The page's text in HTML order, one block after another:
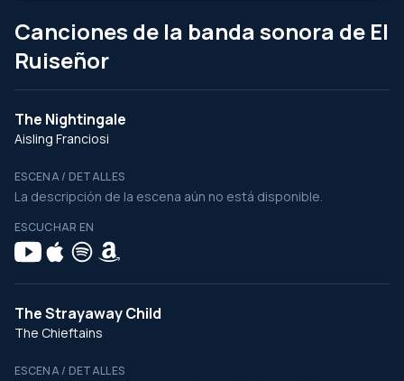
Canciones de la banda sonora de El
Ruiseñor
The Nightingale
Aisling Franciosi
ESCENA / DETALLES
La descripción de la escena aún no está disponible.
ESCUCHAR EN
The Strayaway Child
The Chieftains
ESCENA / DETALLES